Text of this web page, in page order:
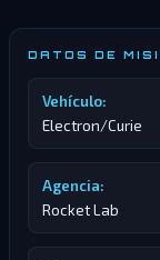
DATOS DE
Vehículo:
Electron/Curie
Agencia:
Rocket Lab